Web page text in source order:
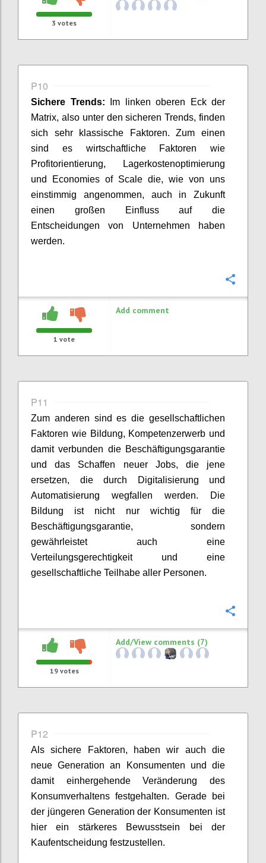
3 votes
P10
Sichere Trends: Im linken oberen Eck der
Matrix, also unter den sicheren Trends, finden
sich sehr klassische Faktoren. Zumeinen
sind eswirtschaftliche Faktoren
wie
Profitorientierung, Lagerkostenoptimierung
und
Economies of Scale die, wie von uns
einstimmig angenommen, auch in Zukunft
einen großen Einfluss auf die
Entscheidungen von Unternehmen haben
werden.
1 vote
Add comment
P11
Zum anderen sindes die gesellschaftlichen
Faktoren wieBildung, Kompetenzerwerb und
damit verbunden die Beschäftigungsgarantie
und das Schaffen neuer Jobs, die jene
ersetzen, die durch Digitalisierung und
Automatisierung wegfallen werden.
Die
Bildung ist nicht nur wichtig für die
Beschäftigungsgarantie, sondern
gewährleistet auch eine
Verteilungsgerechtigkeit und eine
gesellschaftliche Teilhabe aller Personen.
19votes
Add/View comments (7)
P12
Als sichere Faktoren, haben wir auch die
neue Generation an Konsumenten und die
damit einhergehende Veränderung des
Konsumverhaltens festgehalten. Gerade bei
der jüngeren Generation der Konsumenten ist
hier ein stärkeres Bewusstsein bei der
Kaufentscheidung festzustellen.